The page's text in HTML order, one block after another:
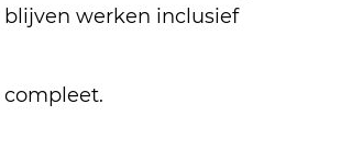
werken inclusief
compleet.